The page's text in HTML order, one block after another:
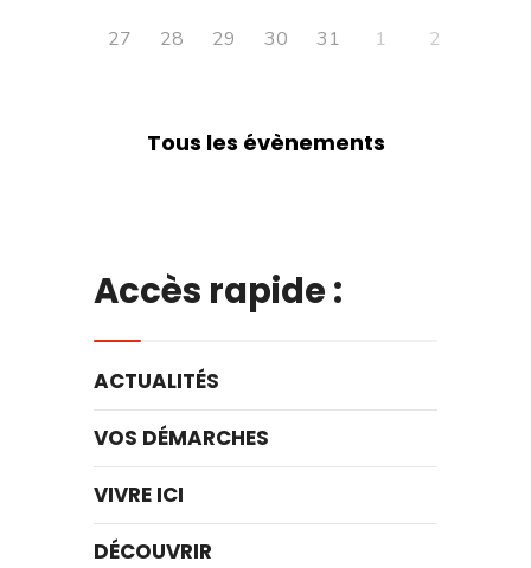
27 28 29 30 31 1 2
Tous les évènements
Accès rapide :
ACTUALITÉS
VOS DÉMARCHES
VIVRE ICI
DÉCOUVRIR